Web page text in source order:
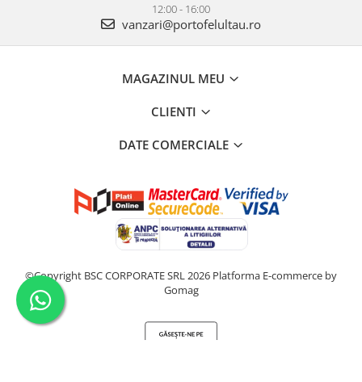
12:00 - 16:00
vanzari@portofelultau.ro
MAGAZINUL MEU
CLIENTI
DATE COMERCIALE
©Copyright BSC CORPORATE SRL 2026 Platforma E-commerce by
Gomag